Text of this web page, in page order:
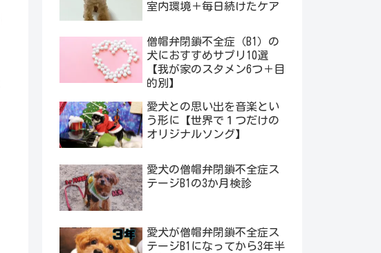
室内環境＋毎日続けたケア
僧帽弁閉鎖不全症（B1）の
犬におすすめサプリ10選
【我が家のスタメン6つ＋目
的別】
愛犬との思い出を音楽とい
う形に【世界で１つだけの
オリジナルソング】
愛犬の僧帽弁閉鎖不全症ス
テージB1の3か月検診
愛犬が僧帽弁閉鎖不全症ス
テージB1になってから3年半